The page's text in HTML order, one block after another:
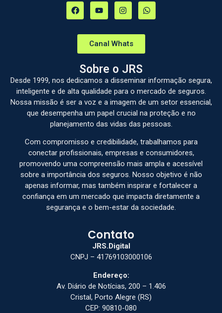
Canal Whats
Sobre o JRS
Desde 1999, nos dedicamos a disseminar informação segura,
inteligente e de alta qualidade para o mercado de seguros.
Nossa missão é ser a voz e a imagem de um setor essencial,
que desempenha um papel crucial na proteção e no
planejamento das vidas das pessoas.
Com compromisso e credibilidade, trabalhamos para
conectar profissionais, empresas e consumidores,
promovendo uma compreensão mais ampla e acessível
sobre a importância dos seguros. Nosso objetivo é não
apenas informar, mas também inspirar e fortalecer a
confiança em um mercado que impacta diretamente a
segurança e o bem-estar da sociedade.
Contato
JRS.Digital
CNPJ – 41769103000106
Endereço:
Av. Diário de Notícias, 200 – 1.406
Cristal, Porto Alegre (RS)
CEP: 90810-080